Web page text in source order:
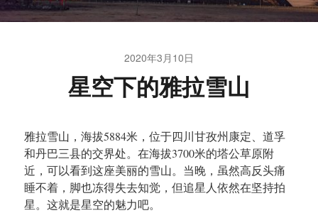
2020年3月10日
星空下的雅拉雪山
雅拉雪山，海拔5884米，位于四川甘孜州康定、道孚
和丹巴三县的交界处。在海拔3700米的塔公草原附
近，可以看到这座美丽的雪山。当晚，虽然高反头痛
睡不着，脚也冻得失去知觉，但追星人依然在坚持拍
星。这就是星空的魅力吧。